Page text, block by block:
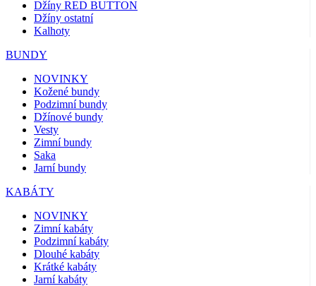
Džíny RED BUTTON
Džíny ostatní
Kalhoty
BUNDY
NOVINKY
Kožené bundy
Podzimní bundy
Džínové bundy
Vesty
Zimní bundy
Saka
Jarní bundy
KABÁTY
NOVINKY
Zimní kabáty
Podzimní kabáty
Dlouhé kabáty
Krátké kabáty
Jarní kabáty